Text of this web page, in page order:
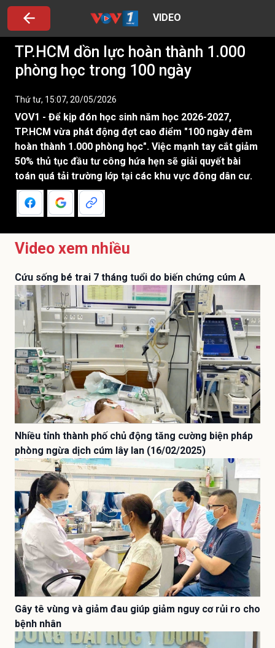
VIDEO
TP.HCM dồn lực hoàn thành 1.000
phòng học trong 100 ngày
Thứ tư, 15:07, 20/05/2026
VOV1 - Để kịp đón học sinh năm học 2026-2027,
TP.HCM vừa phát động đợt cao điểm "100 ngày đêm
hoàn thành 1.000 phòng học". Việc mạnh tay cắt giảm
50% thủ tục đầu tư công hứa hẹn sẽ giải quyết bài
toán quá tải trường lớp tại các khu vực đông dân cư.
Video xem nhiều
Cứu sống bé trai 7 tháng tuổi do biến chứng cúm A
Nhiều tỉnh thành phố chủ động tăng cường biện pháp
phòng ngừa dịch cúm lây lan (16/02/2025)
Gây tê vùng và giảm đau giúp giảm nguy cơ rủi ro cho
bệnh nhân